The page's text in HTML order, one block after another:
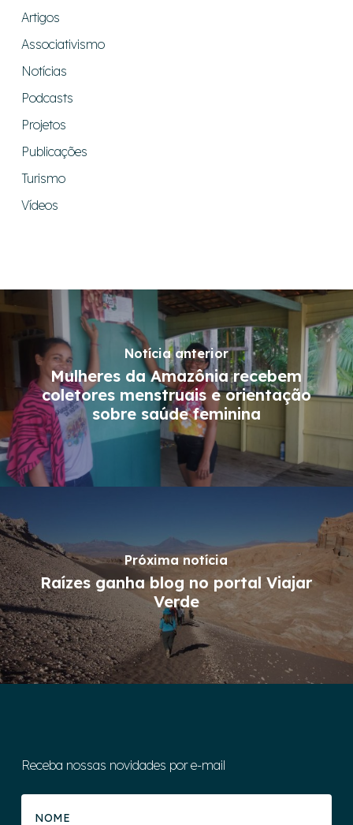
Artigos
Associativismo
Notícias
Podcasts
Projetos
Publicações
Turismo
Vídeos
Notícia anterior
Mulheres da Amazônia recebem
coletores menstruais e orientação
sobre saúde feminina
Próxima notícia
Raízes ganha blog no portal Viajar
Verde
Receba nossas novidades por e-mail